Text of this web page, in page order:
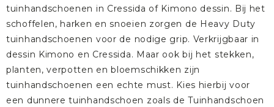
tuinhandschoenen in Cressida of Kimono dessin. Bij het
schoffelen, harken en snoeien zorgen de Heavy Duty
tuinhandschoenen voor de nodige grip. Verkrijgbaar in
dessin Kimono en Cressida. Maar ook bij het stekken,
planten, verpotten en bloemschikken zijn
tuinhandschoenen een echte must. Kies hierbij voor
een dunnere tuinhandschoen zoals deTuinhandschoen